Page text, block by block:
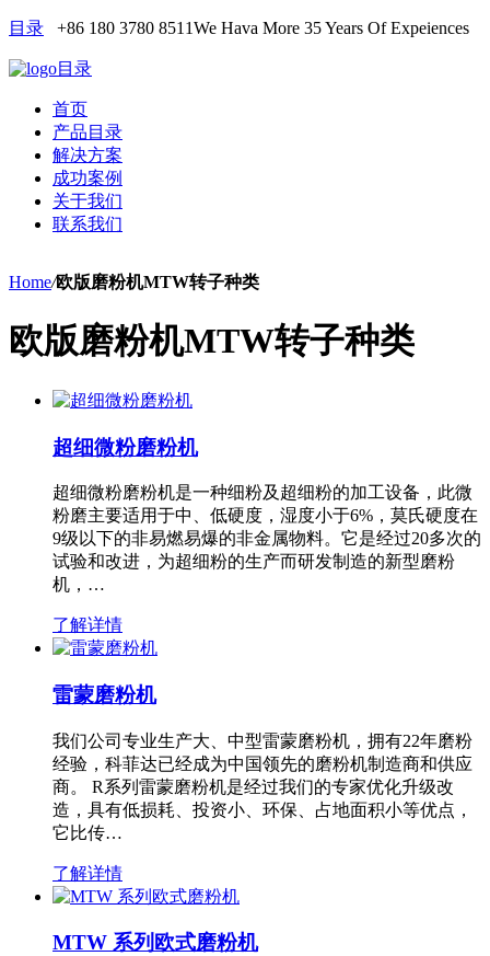
目录 +86 180 3780 8511We Hava More 35 Years Of Expeiences
目录
首页
产品目录
解决方案
成功案例
关于我们
联系我们
Home/欧版磨粉机MTW转子种类
欧版磨粉机MTW转子种类
超细微粉磨粉机
超细微粉磨粉机是一种细粉及超细粉的加工设备，此微
粉磨主要适用于中、低硬度，湿度小于6%，莫氏硬度在
9级以下的非易燃易爆的非金属物料。它是经过20多次的
试验和改进，为超细粉的生产而研发制造的新型磨粉
机，…
了解详情
雷蒙磨粉机
我们公司专业生产大、中型雷蒙磨粉机，拥有22年磨粉
经验，科菲达已经成为中国领先的磨粉机制造商和供应
商。 R系列雷蒙磨粉机是经过我们的专家优化升级改
造，具有低损耗、投资小、环保、占地面积小等优点，
它比传…
了解详情
MTW 系列欧式磨粉机